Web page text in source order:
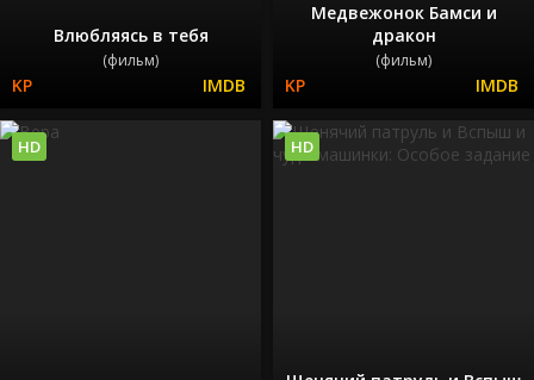
Влюбляясь в тебя
(фильм)
Медвежонок Бамси и
дракон
(фильм)
HD HD